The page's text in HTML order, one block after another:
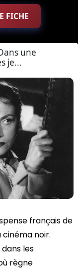
FICHE
une
je...
français de
noir.
les
règne